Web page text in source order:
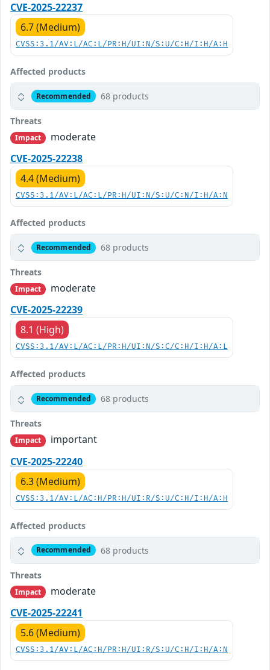
CVE-2025-22237
6.7 (Medium)
CVSS:3.1/AV:L/AC:L/PR:H/UI:N/S:U/C:H/I:H/A:H
Affected products
Recommended 68 products
Threats
Impact
moderate
CVE-2025-22238
4.4 (Medium)
CVSS:3.1/AV:L/AC:L/PR:H/UI:N/S:U/C:N/I:H/A:N
Affected products
Recommended 68 products
Threats
Impact
moderate
CVE-2025-22239
8.1 (High)
CVSS:3.1/AV:L/AC:L/PR:H/UI:N/S:C/C:H/I:H/A:L
Affected products
Recommended 68 products
Threats
Impact
important
CVE-2025-22240
6.3 (Medium)
CVSS:3.1/AV:L/AC:H/PR:H/UI:R/S:U/C:H/I:H/A:H
Affected products
Recommended 68 products
Threats
Impact
moderate
CVE-2025-22241
5.6 (Medium)
CVSS:3.1/AV:L/AC:H/PR:H/UI:R/S:U/C:H/I:H/A:N